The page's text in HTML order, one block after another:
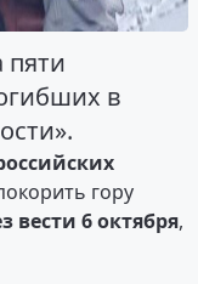
пяти
в
гору
вести 6 октября,